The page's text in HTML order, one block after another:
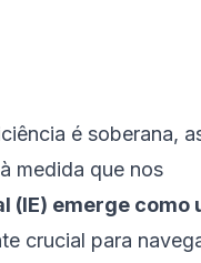
é soberana,
medida que nos
(IE) emerge como
crucial para